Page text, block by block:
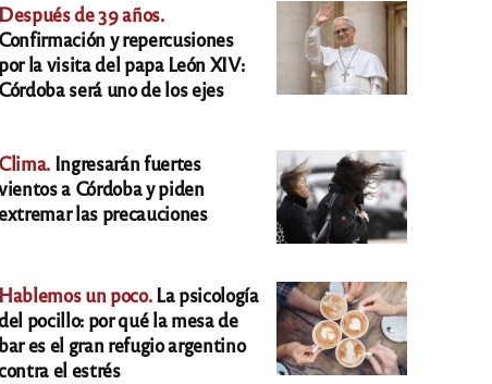
Después de 39 años.
Confirmación y repercusiones
por la visita del papa León XIV:
Córdoba será uno de los ejes
Clima. Ingresarán fuertes
a Córdoba y piden
las precauciones
Hablemos un poco.La psicología
pocillo: por qué la mesa de
bar es el gran refugio argentino
el estrés